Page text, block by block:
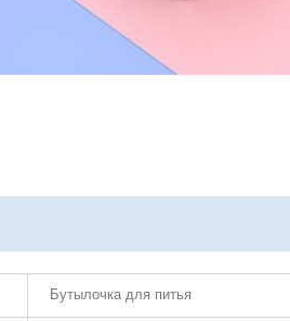
Бутылочка для питья